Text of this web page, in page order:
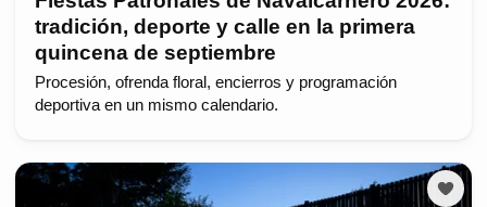
tradición, deporte y calle en la primera
quincena de septiembre
Procesión, ofrenda floral, encierros y programación
deportiva en un mismo calendario.